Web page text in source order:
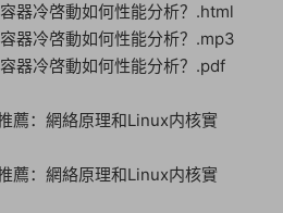
器冷啓動如何性能分析？.html
器冷啓動如何性能分析？.mp3
器冷啓動如何性能分析？.pdf
薦：網絡原理和Linux内核實
薦：網絡原理和Linux内核實